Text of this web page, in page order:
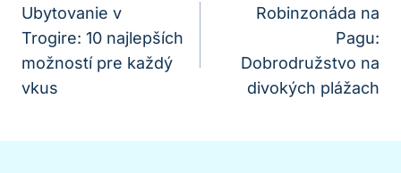
V
Článku
Ubytovanie v
Trogire: 10 najlepších
možností pre každý
vkus
Robinzonáda na
Pagu:
Dobrodružstvo na
divokých plážach